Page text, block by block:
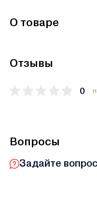
О товаре
Отзывы
0
Вопросы
Задайте